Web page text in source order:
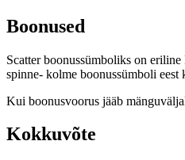
Boonused
Scatter boonussümboliks on
spinne- kolme boonussümboli
Kui boonusvoorus jääb
Kokkuvõte